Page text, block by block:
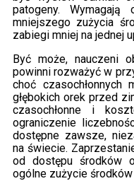
patogeny.
mniejszego zużycia
zabiegi mniej na jednej
Być może, nauczeni
powinni rozważyć w
choć czasochłonnych
głębokich orek przed
czasochłonne i
ograniczenie
dostępne zawsze,
na świecie.
od dostępu środków
ogólne zużycie